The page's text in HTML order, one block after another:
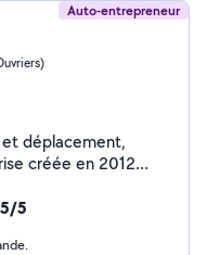
Auto-entrepreneur
déplacement,
créée en 2012
5